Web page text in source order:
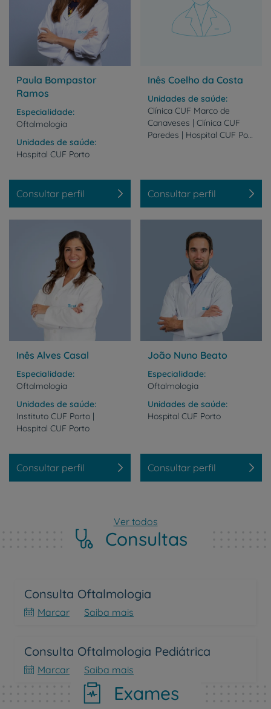
Paula Bompastor
Ramos
Especialidade
Oftalmologia
Unidades de saúde
Hospital CUF Porto
Consultar perfil
Inês Coelho da Costa
Unidades de saúde
Clínica CUF Marco de
Canaveses | Clínica CUF
Paredes | Hospital CUF Porto
Consultar perfil
Inês Alves Casal
Especialidade
Oftalmologia
Unidades de saúde
Instituto CUF Porto |
Hospital CUF Porto
Consultar perfil
João Nuno Beato
Especialidade
Oftalmologia
Unidades de saúde
Hospital CUF Porto
Consultar perfil
Ver todos
Consultas
Consulta Oftalmologia
Marcar Saiba mais
Consulta Oftalmologia Pediátrica
Marcar Saiba mais
Exames